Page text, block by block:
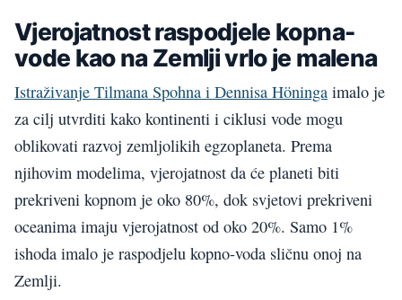
Vjerojatnost raspodjele kopna-
vode kao na Zemlji vrlo je malena
Istraživanje Tilmana Spohna i Dennisa Höninga imalo je
za cilj utvrditi kako kontinenti i ciklusi vode mogu
oblikovati razvoj zemljolikih egzoplaneta. Prema
njihovim modelima, vjerojatnost da će planeti biti
prekriveni kopnom je oko 80%, dok svjetovi prekriveni
oceanima imaju vjerojatnost od oko 20%. Samo 1%
ishoda imalo je raspodjelu kopno-voda sličnu onoj na
Zemlji.